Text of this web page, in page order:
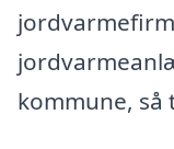
kommune, så